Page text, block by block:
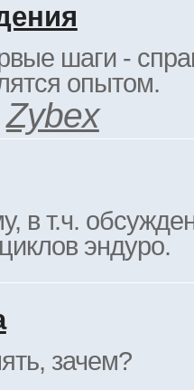
шаги -
опытом.
Zybex
в т.ч.
эндуро.
зачем?